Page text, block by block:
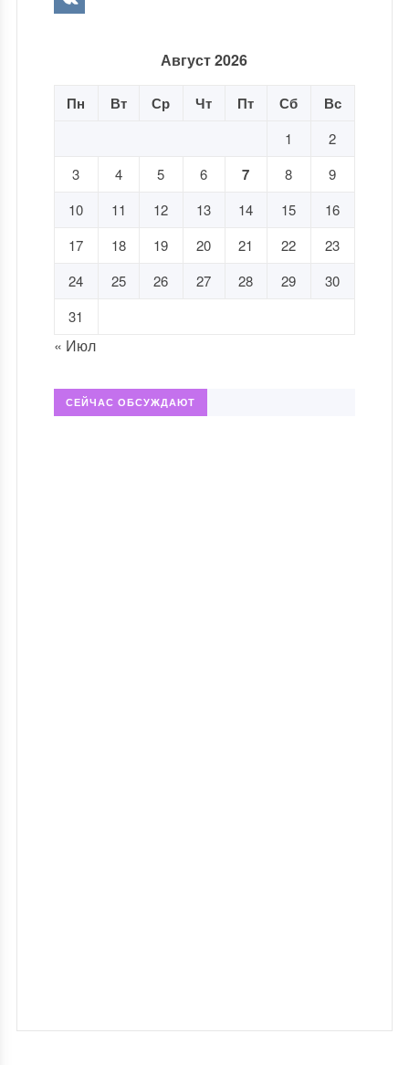
Август 2026
Пн Вт Ср Чт Пт Сб Вс
1
2
3
4 5 6 7 8
9
10
11 12 13 14 15
16
17
18 19 20 21 22
23
24
25 26 27 28 29
30
31
« Июл
СЕЙЧАС ОБСУЖДАЮТ